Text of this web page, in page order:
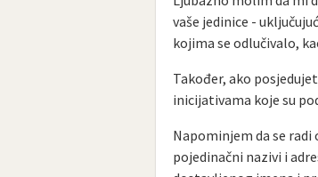
vaše jedinice -
kojima se odlučivalo,
Također, ako
inicijativama koje su
Napominjem da se
pojedinačni nazivi i